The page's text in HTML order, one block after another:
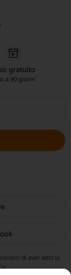
gratuito
a 90 giorni
di aver letto la
.